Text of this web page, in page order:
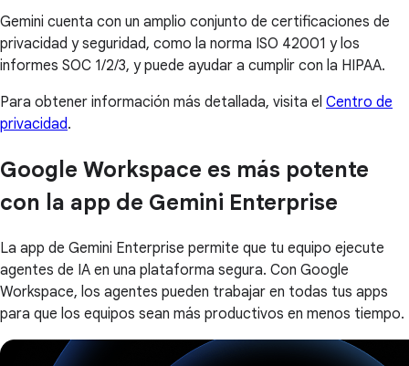
Gemini cuenta con un amplio conjunto de certificaciones de
privacidad y seguridad, como la norma ISO 42001 y los
informes SOC 1/2/3, y puede ayudar a cumplir con la HIPAA.
Para obtener información más detallada, visita el Centro de
privacidad.
Google Workspace es más potente
con la app de Gemini Enterprise
La app de Gemini Enterprise permite que tu equipo ejecute
agentes de IA en una plataforma segura. Con Google
Workspace, los agentes pueden trabajar en todas tus apps
para que los equipos sean más productivos en menos tiempo.